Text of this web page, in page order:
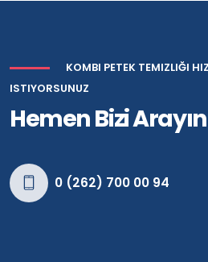
KOMBI PETEK TEMIZLIĞI
ISTIYORSUNUZ
Hemen Bizi
0 (262) 700 00 94